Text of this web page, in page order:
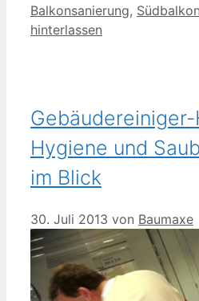
Balkonsanierung, Südbalkon
hinterlassen
Hygiene und
im Blick
30. Juli 2013 von Baumaxe